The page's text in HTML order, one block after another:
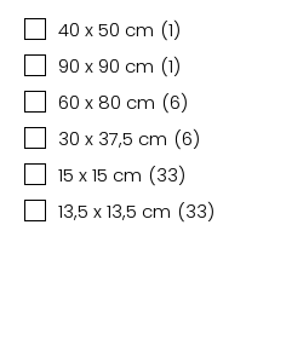
40 x 50 cm (1)
90 x 90 cm (1)
60 x 80 cm (6)
30 x 37,5 cm (6)
15 x 15 cm (33)
13,5 x 13,5 cm (33)